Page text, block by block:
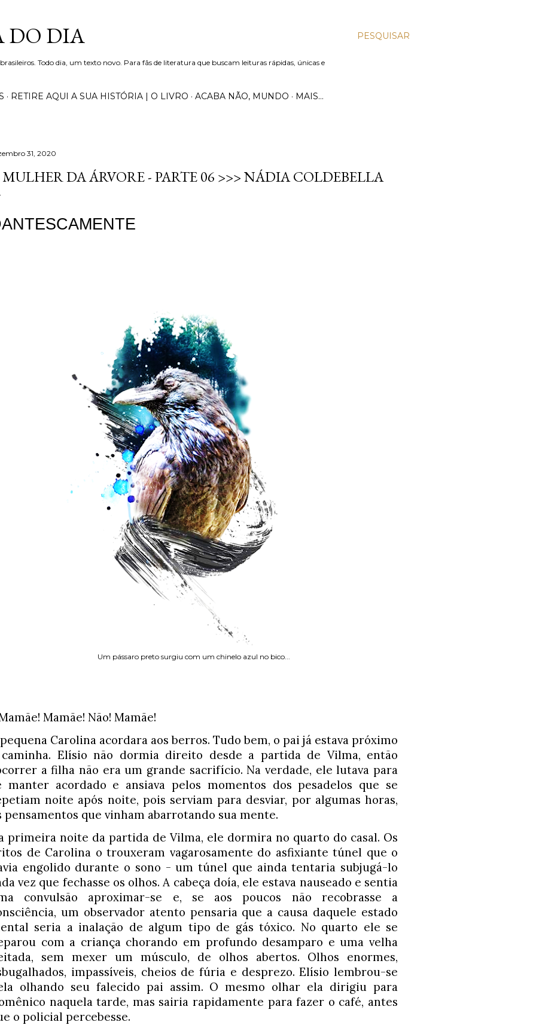
PESQUISAR
DO DIA
Todo dia, um texto novo. Para fãs de literatura que buscam leituras rápidas, únicas e
RETIRE AQUI A SUA HISTÓRIA | O LIVRO ACABA NÃO, MUNDO MAIS…
31, 2020
DA ÁRVORE - PARTE 06 >>> NÁDIA COLDEBELLA
Um pássaro preto surgiu com um chinelo azul no bico...
Mamãe! Não! Mamãe!
Carolina acordara aos berros. Tudo bem, o pai já estava próximo
Elísio não dormia direito desde a partida de Vilma, então
a filha não era um grande sacrifício. Na verdade, ele lutava para
manter acordado e ansiava pelos momentos dos pesadelos que se
noite após noite, pois serviam para desviar, por algumas horas,
pensamentos que vinham abarrotando sua mente.
primeira noite da partida de Vilma, ele dormira no quarto do casal. Os
de Carolina o trouxeram vagarosamente do asfixiante túnel que o
engolido durante o sono - um túnel que ainda tentaria subjugá-lo
vez que fechasse os olhos. A cabeça doía, ele estava nauseado e sentia
convulsão aproximar-se e, se aos poucos não recobrasse a
um observador atento pensaria que a causa daquele estado
seria a inalação de algum tipo de gás tóxico. No quarto ele se
com a criança chorando em profundo desamparo e uma velha
sem mexer um músculo, de olhos abertos. Olhos enormes,
impassíveis, cheios de fúria e desprezo. Elísio lembrou-se
olhando seu falecido pai assim. O mesmo olhar ela dirigiu para
naquela tarde, mas sairia rapidamente para fazer o café, antes
o policial percebesse.